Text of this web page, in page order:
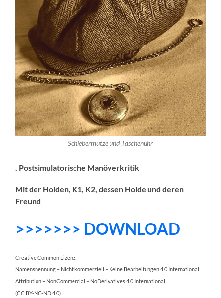
Schiebermütze und Taschenuhr
. Postsimulatorische Manöverkritik
Mit der Holden, K1, K2, dessen Holde und deren
Freund
>>>>>>> DOWNLOAD
Creative Common Lizenz:
Namensnennung – Nicht kommerziell – Keine Bearbeitungen 4.0 International
Attribution – NonCommercial – NoDerivatives 4.0 International
(CC BY-NC-ND 4.0)